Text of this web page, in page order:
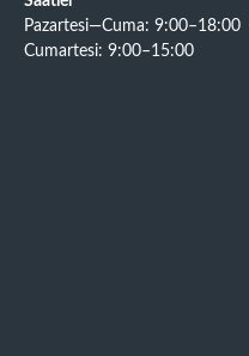
Pazartesi—Cuma: 9:00–18:00
Cumartesi: 9:00–15:00